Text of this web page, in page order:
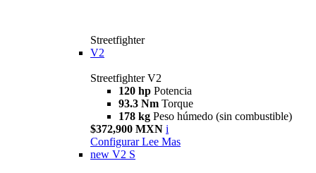
Streetfighter
V2
Streetfighter V2
120 hp Potencia
93.3 Nm Torque
178 kg Peso húmedo (sin combustible)
$372,900 MXN i
Configurar Lee Mas
new V2 S